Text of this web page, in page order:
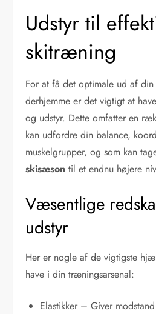
Udstyr til
skitræning
For at få det optimale ud af
derhjemme er det vigtigt at
og udstyr. Dette omfatter en
kan udfordre din balance,
muskelgrupper, og som kan
skisæson til et endnu højere
Væsentlige
udstyr
Her er nogle af de vigtigste
have i din træningsarsenal:
Elastikker – Giver